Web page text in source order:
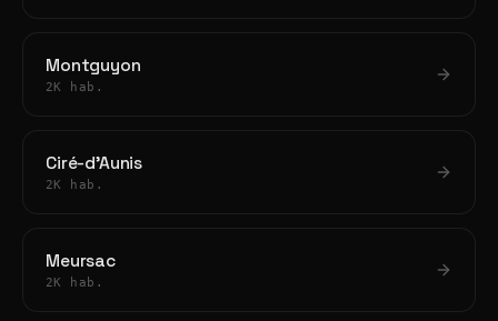
Montguyon
2K hab.
Ciré-d'Aunis
2K hab.
Meursac
2K hab.